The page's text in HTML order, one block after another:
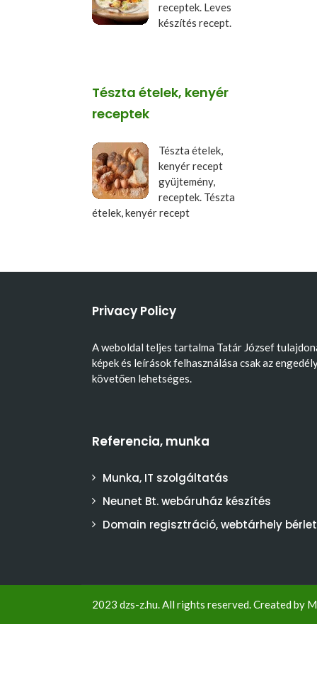
receptek. Leves
készítés recept.
Tészta ételek, kenyér
receptek
Tészta ételek,
kenyér recept
gyüjtemény,
receptek. Tészta
ételek, kenyér recept
Privacy Policy
A weboldal teljes tartalma Tatár József
képek és leírások felhasználása csak az
követően lehetséges.
Referencia, munka
Munka, IT szolgáltatás
Neunet Bt. webáruház készítés
Domain regisztráció, webtárhely bérlet
2023 dzs-z.hu. All rights reserved. Created by